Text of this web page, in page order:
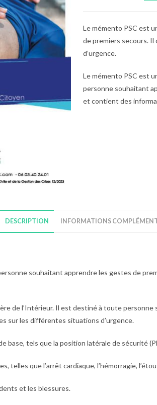
Le mémento PSC est
de premiers secours.
d’urgence.
Le mémento PSC est
personne souhaitant
et contient des
DESCRIPTION INFORMATIONS
souhaitant apprendre les gestes de
de l’Intérieur. Il est destiné à toute
sur les différentes situations d’urgence.
base, tels que la position latérale de sécurité
telles que l’arrêt cardiaque, l’hémorragie,
et les blessures.